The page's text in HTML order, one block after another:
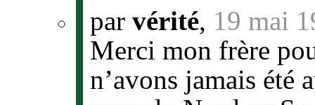
par vérité, 19 mai
Merci mon frère
n’avons jamais été